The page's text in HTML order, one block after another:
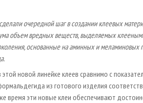
очередной шаг в создании клеевых
объем вредных веществ, выделяемых
основанные на аминных и меламиновых
новой линейке клеев сравнимо с
из готового изделия
время эти новые клеи обеспечивают